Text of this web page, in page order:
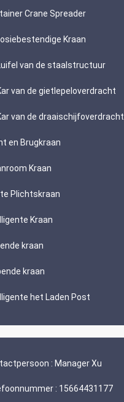
Crane Spreader
Kraan
van de staalstructuur
van de gietlepeloverdracht
van de draaischijfoverdracht
en Brugkraan
Kraan
Plichtskraan
Kraan
kraan
kraan
het Laden Post
: Manager Xu
: 15664431177